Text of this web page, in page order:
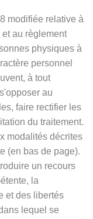
modifiée relative à
au règlement
physiques à
personnel
à tout
au
faire rectifier les
du traitement.
modalités décrites
(en bas de page).
un recours
la
et des libertés
lequel se